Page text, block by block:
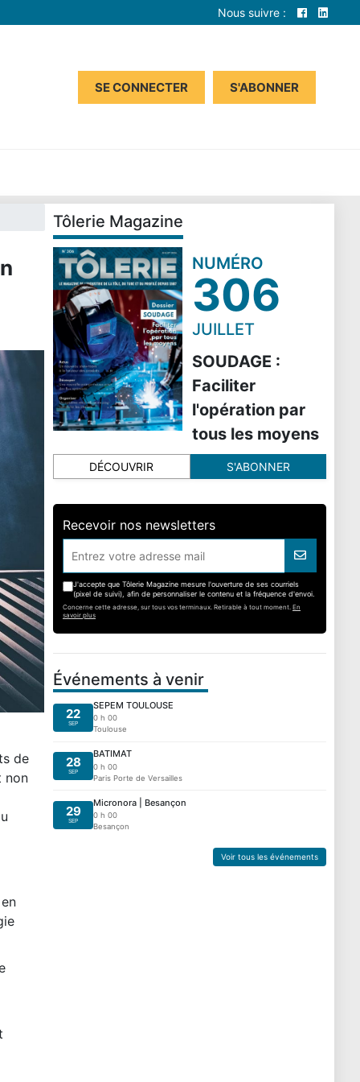
Nous suivre :
SE CONNECTER S'ABONNER
de
non
Tôlerie Magazine
NUMÉRO
306
JUILLET
SOUDAGE :
Faciliter
l'opération par
tous les moyens
DÉCOUVRIR S'ABONNER
Recevoir nos newsletters
J'accepte que Tôlerie Magazine mesure l'ouverture de ses courriels
(pixel de suivi), afin de personnaliser le contenu et la fréquence d'envoi.
Concerne cette adresse, sur tous vos terminaux. Retirable à tout moment. En
savoir plus
Événements à venir
22
SEP
SEPEM TOULOUSE
0 h 00
Toulouse
28
SEP
BATIMAT
0 h 00
Paris Porte de Versailles
29
SEP
Micronora | Besançon
0 h 00
Besançon
Voir tous les événements